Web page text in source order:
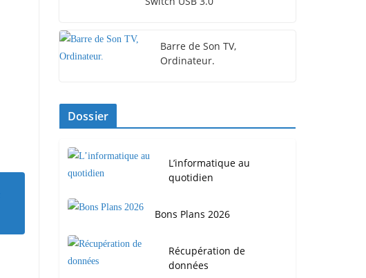
Barre de Son TV,
Ordinateur.
Dossier
L’informatique au
quotidien
Bons Plans 2026
Récupération de
données